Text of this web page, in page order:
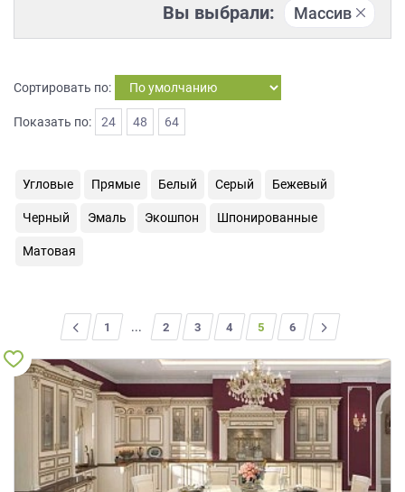
Вы выбрали: Массив
Сортировать по:
Показать по: 24 48 64
Угловые Прямые Белый Серый Бежевый
Черный Эмаль Экошпон Шпонированные
Матовая
1 ... 2 3 4 5 6
>
на
персональных
программами
порядке
персональных
данных.